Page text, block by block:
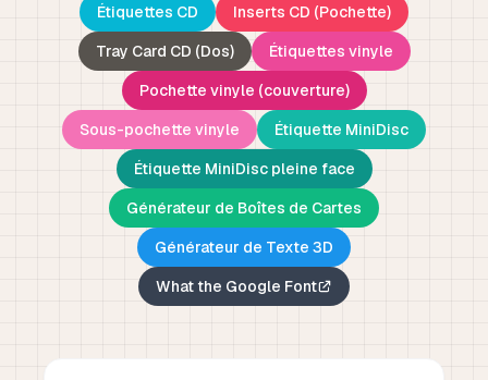
Étiquettes CD
Inserts CD (Pochette)
Tray Card CD (Dos)
Étiquettes vinyle
Pochette vinyle (couverture)
Sous-pochette vinyle
Étiquette MiniDisc
Étiquette MiniDisc pleine face
Générateur de Boîtes de Cartes
Générateur de Texte 3D
What the Google Font